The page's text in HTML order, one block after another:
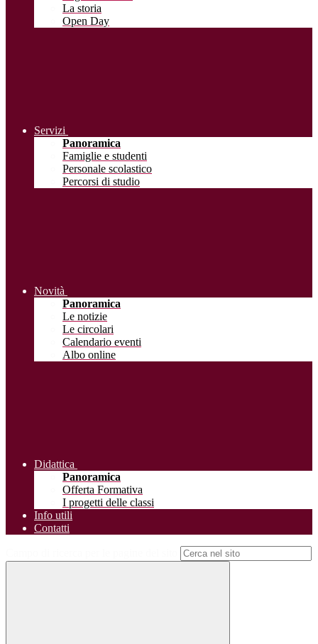
La storia
Open Day
Servizi
Panoramica
Famiglie e studenti
Personale scolastico
Percorsi di studio
Novità
Panoramica
Le notizie
Le circolari
Calendario eventi
Albo online
Didattica
Panoramica
Offerta Formativa
I progetti delle classi
Info utili
Contatti